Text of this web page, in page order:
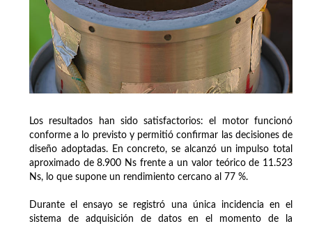
Los resultados han sido satisfactorios: el motor funcionó
conforme a lo previsto y permitió confirmar las decisiones de
diseño adoptadas. En concreto, se alcanzó un impulso total
aproximado de 8.900 Ns frente a un valor teórico de 11.523
Ns, lo que supone un rendimiento cercano al 77 %.
Durante el ensayo se registró una única incidencia en el
sistema de adquisición de datos en el momento de la